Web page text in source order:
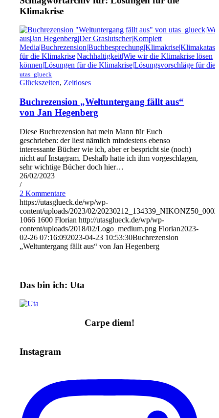
Klimakrise
utas_glueck
Glückszeiten,Zeitloses
Buchrezension „Weltuntergang fällt aus“
von Jan Hegenberg
Diese Buchrezension hat mein Mann für Euch
geschrieben: der liest nämlich mindestens ebenso
interessante Bücher wie ich, aber er bespricht sie (noch)
nicht auf Instagram. Deshalb hatte ich ihm vorgeschlagen,
sehr wichtige Bücher doch hier…
26/02/2023
/
2 Kommentare
https://utasglueck.de/wp/wp-
content/uploads/2023/02/
1066 1600 Florian http://utasglueck.de/wp/wp-
content/uploads/2018/02/Logo_medium.png Florian2023-
02-26 07:16:092023-04-23 10:53:30Buchrezension
„Weltuntergang fällt aus“ von Jan Hegenberg
Das bin ich: Uta
Carpe diem!
Instagram